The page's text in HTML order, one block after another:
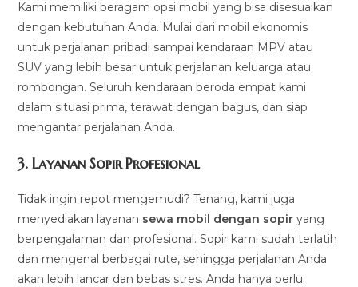
Kami memiliki beragam opsi mobil yang bisa disesuaikan
dengan kebutuhan Anda. Mulai dari mobil ekonomis
untuk perjalanan pribadi sampai kendaraan MPV atau
SUV yang lebih besar untuk perjalanan keluarga atau
rombongan. Seluruh kendaraan beroda empat kami
dalam situasi prima, terawat dengan bagus, dan siap
mengantar perjalanan Anda.
3.Layanan Sopir Profesional
Tidak ingin repot mengemudi? Tenang, kami juga
menyediakan layanan sewa mobil dengan sopir yang
berpengalaman dan profesional. Sopir kami sudah terlatih
dan mengenal berbagai rute, sehingga perjalanan Anda
akan lebih lancar dan bebas stres. Anda hanya perlu